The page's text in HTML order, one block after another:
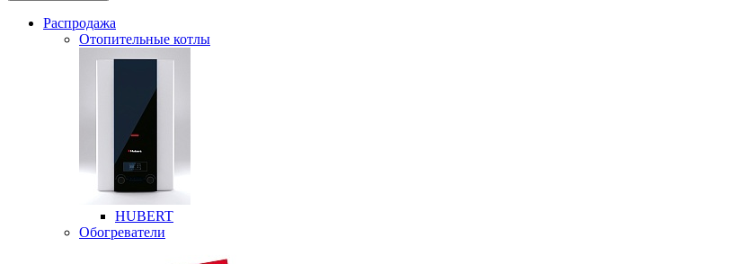
Распродажа
Отопительные котлы
HUBERT
Обогреватели